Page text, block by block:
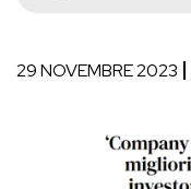
29 NOVEMBRE 2023